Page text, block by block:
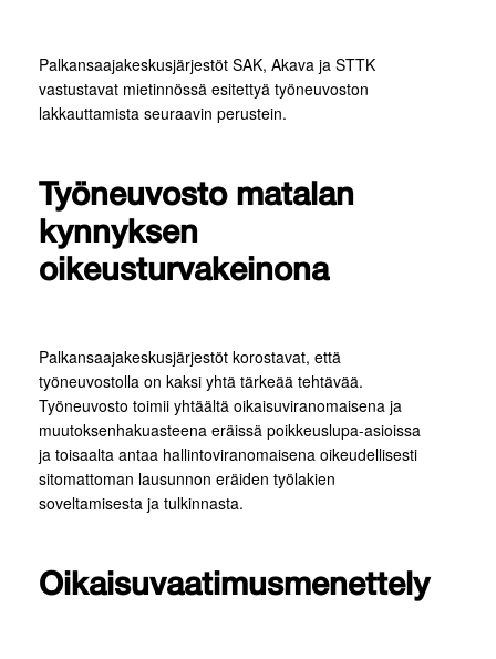
Palkansaajakeskusjärjestöt SAK, Akava ja STTK
vastustavat mietinnössä esitettyä työneuvoston
lakkauttamista seuraavin perustein.
Työneuvosto matalan
kynnyksen
oikeusturvakeinona
Palkansaajakeskusjärjestöt korostavat, että
työneuvostolla on kaksi yhtä tärkeää tehtävää.
Työneuvosto toimii yhtäältä oikaisuviranomaisena ja
muutoksenhakuasteena eräissä poikkeuslupa-asioissa
ja toisaalta antaa hallintoviranomaisena oikeudellisesti
sitomattoman lausunnon eräiden työlakien
soveltamisesta ja tulkinnasta.
Oikaisuvaatimusmenettely